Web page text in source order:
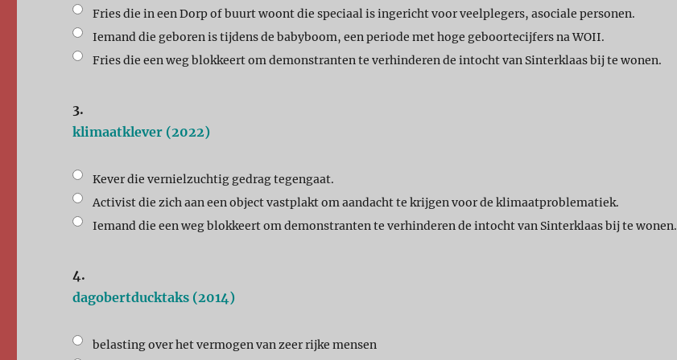
Fries die in een Dorp of buurt woont die speciaal is ingericht voor veelplegers, asociale personen.
Iemand die geboren is tijdens de babyboom, een periode met hoge geboortecijfers na WOII.
Fries die een weg blokkeert om demonstranten te verhinderen de intocht van Sinterklaas bij te wonen.
3.
klimaatklever (2022)
Kever die vernielzuchtig gedrag tegengaat.
Activist die zich aan een object vastplakt om aandacht te krijgen voor de klimaatproblematiek.
Iemand die een weg blokkeert om demonstranten te verhinderen de intocht van Sinterklaas bij te wonen.
4.
dagobertducktaks (2014)
belasting over het vermogen van zeer rijke mensen